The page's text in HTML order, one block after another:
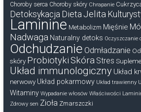
Choroby serca Choroby skóry Chrapanie
Detoksykacja Dieta Jelita
Laminine Metabolizm Mięśnie
Nadwaga Naturalny detoks Oczyszczanie
Odchudzanie Odmładzanie
skóry Probiotyki Skóra Stres
Układ immunologiczny Układ
nerwowy Układ pokarmowy Układ trawienny
Witaminy Wypadanie włosów Właściwości
Zdrowy sen Zioła Zmarszczki